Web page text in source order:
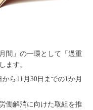
間」の一環として「過重
ます。
ら11月30日までの1か月
働解消に向けた取組を推